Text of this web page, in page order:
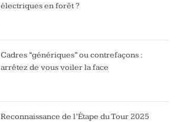
électriques en forêt ?
Cadres “génériques” ou contrefaçons :
arrêtez de vous voiler la face
Reconnaissance de l’Étape du Tour 2025